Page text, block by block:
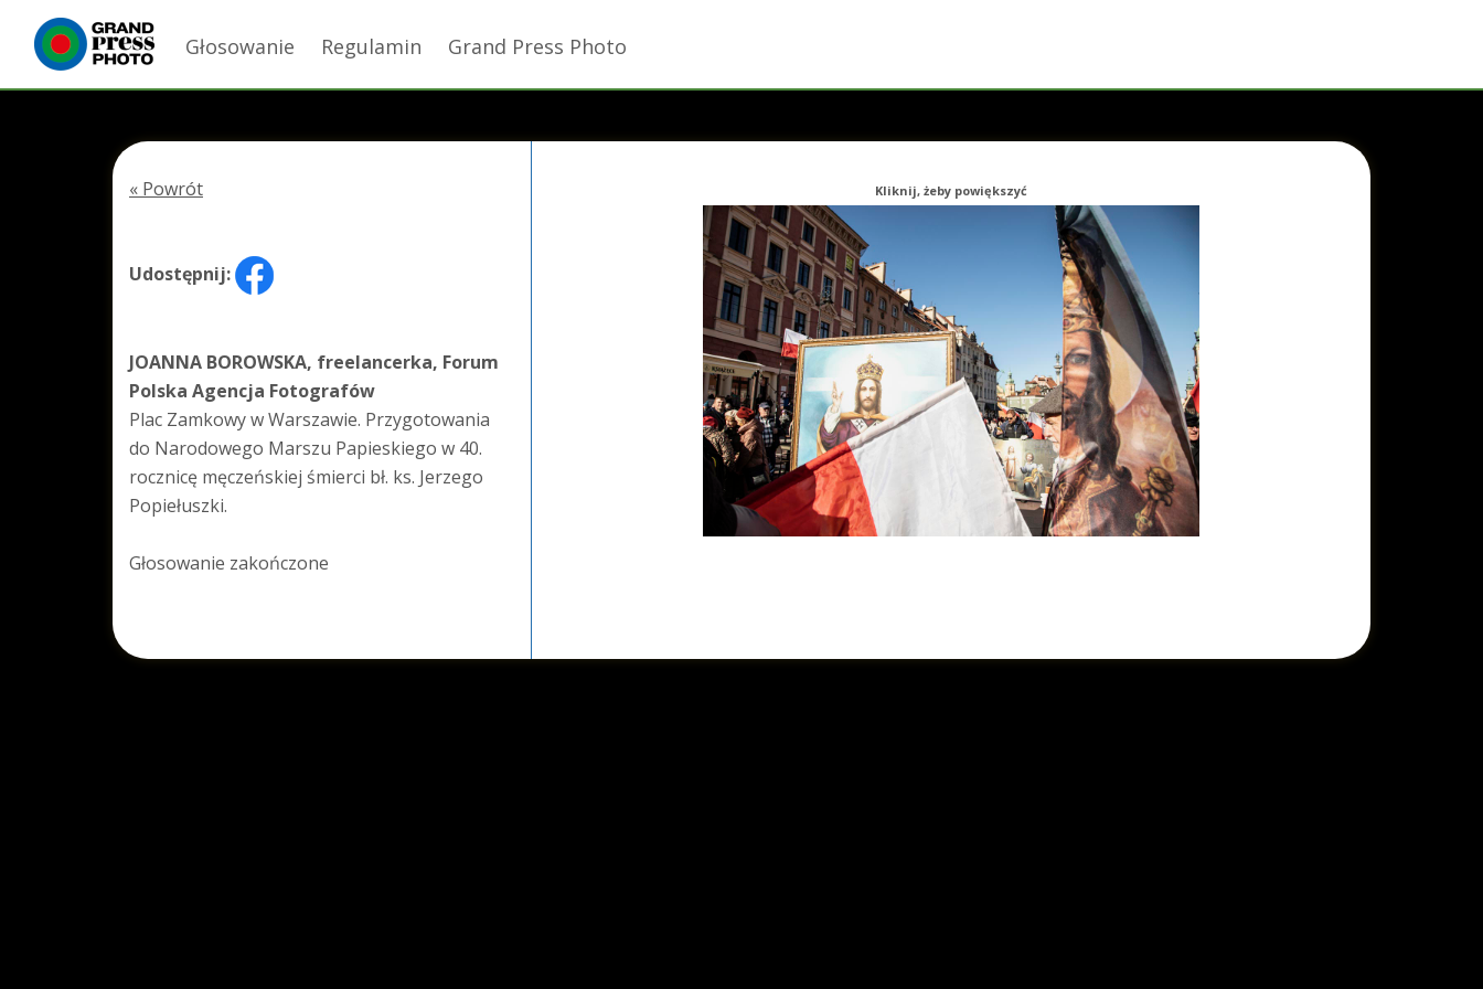
Głosowanie Regulamin Grand Press Photo
« Powrót
Udostępnij:
JOANNA BOROWSKA, freelancerka, Forum
Polska Agencja Fotografów
Plac Zamkowy w Warszawie. Przygotowania
do Narodowego Marszu Papieskiego w 40.
rocznicę męczeńskiej śmierci bł. ks. Jerzego
Popiełuszki.
Głosowanie zakończone
Kliknij, żeby powiększyć